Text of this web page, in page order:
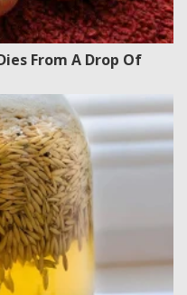
From A Drop Of